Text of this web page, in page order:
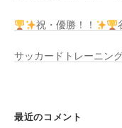
祝・優勝！！
サッカードトレーニン
最近のコメント